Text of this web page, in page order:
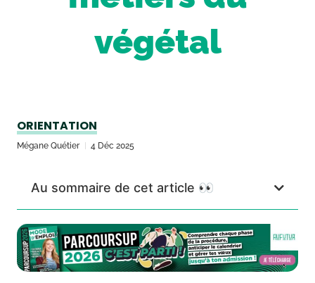
végétal
ORIENTATION
Mégane Quétier 4 Déc 2025
Au sommaire de cet article 👀